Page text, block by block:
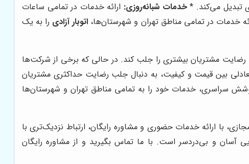
تبدیل می‌کند. *خدمات شبانه‌روزی: ارائه خدمات در تمامی ساعات
خدمات در تمامی مناطق تهران و شهرستان‌ها، اتوبار آزادی را به یک
رضایت مشتریان بیشتری را جلب کند. در حالی که برخی از شرکت‌ها
تعادلی بین قیمت و کیفیت، به دنبال جلب رضایت حداکثری مشتریان
سراسری، خدمات خود را به تمامی مناطق تهران و شهرستان‌ها
با ارائه خدمات حضوری و مشاوره رایگان، ارتباط نزدیک‌تری با
آسان و بی‌دردسر است. با ما تماس بگیرید و از مشاوره رایگان